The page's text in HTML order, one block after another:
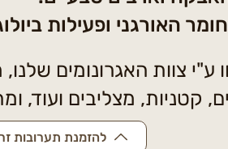
ע"י צוות האגרונומים
קטניות, מצליבים ועוד,
האורגני ופעילות
להזמנת תערובות